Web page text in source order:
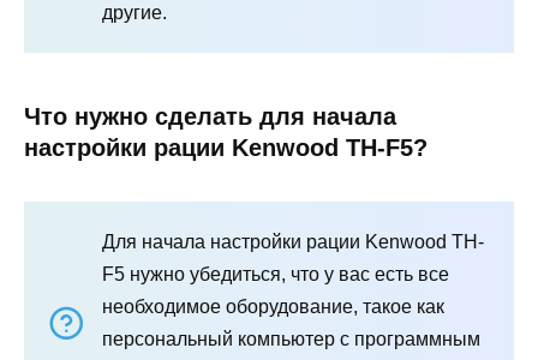
другие.
Что нужно сделать для начала
настройки рации Kenwood TH-F5?
Для начала настройки рации Kenwood TH-
F5 нужно убедиться, что у вас есть все
необходимое оборудование, такое как
персональный компьютер с программным